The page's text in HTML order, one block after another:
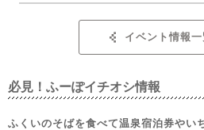
イベント情報
必見！ふーぽイチオシ情報
ふくいのそばを食べて温泉宿泊券やい